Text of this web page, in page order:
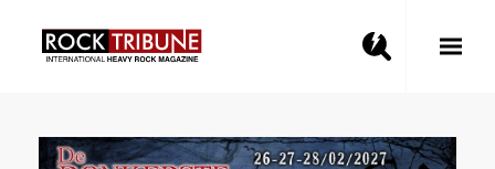
Toggle